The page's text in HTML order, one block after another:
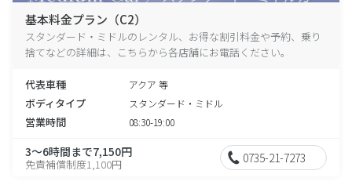
基本料金プラン（C2）
スタンダード・ミドルのレンタル、お得な割引料金や予約、乗り
捨てなどの詳細は、こちらから各店舗にお電話ください。
代表車種 アクア 等
ボディタイプ スタンダード・ミドル
営業時間 08:30-19:00
3～6時間まで7,150円
免責補償制度1,100円 0735-21-7273